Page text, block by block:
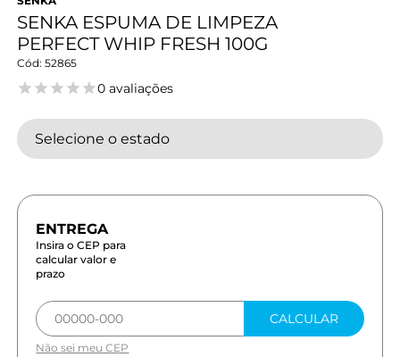
SENKA ESPUMA DE LIMPEZA
PERFECT WHIP FRESH 100G
52865
0 avaliações
Selecione o estado
Insira o CEP para
calcular valor e
prazo
CALCULAR
Não sei meu CEP